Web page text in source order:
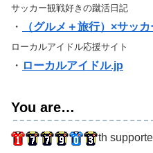
サッカー観戦好きの蹴活日記
・ （グルメ＋旅行）×サッ
ローカルアイドル応援サイト
・ ローカルアイドル.jp
You are…
th